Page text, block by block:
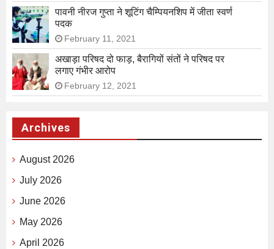
पावनी नीरज गुप्ता ने शूटिंग चैम्पियनशिप में जीता स्वर्ण
पदक
February 11, 2021
अखाड़ा परिषद दो फाड़, बैरागियों संतों ने परिषद पर
लगाए गंभीर आरोप
February 12, 2021
Archives
August 2026
July 2026
June 2026
May 2026
April 2026